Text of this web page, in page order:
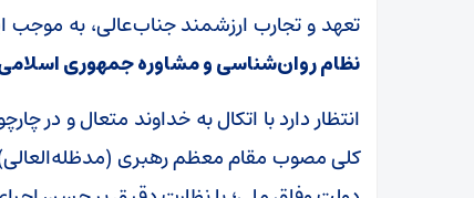
تعهد و تجارب ارزشمند جناب‌عالی، به
نظام روان‌شناسی و مشاوره جمهوری
انتظار دارد با اتکال به خداوند متعال و
کلی مصوب مقام معظم رهبری